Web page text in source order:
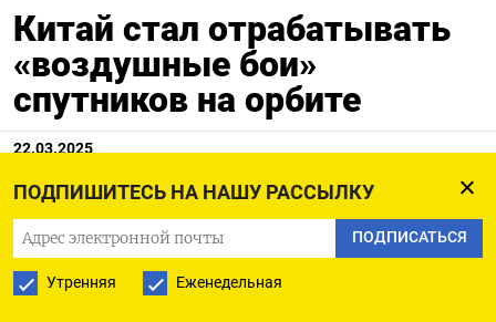
ПОДПИШИТЕСЬ НА НАШУ РАССЫЛКУ
ПОДПИСАТЬСЯ
Утренняя Еженедельная
Китай стал отрабатывать
«воздушные бои»
спутников на орбите
22.03.2025